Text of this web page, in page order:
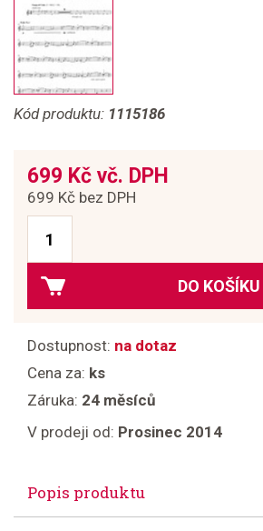
Kód produktu: 1115186
699 Kč vč. DPH
699 Kč bez DPH
DO KOŠÍKU
Dostupnost: na dotaz
Cena za: ks
Záruka: 24 měsíců
V prodeji od: Prosinec 2014
Popis produktu